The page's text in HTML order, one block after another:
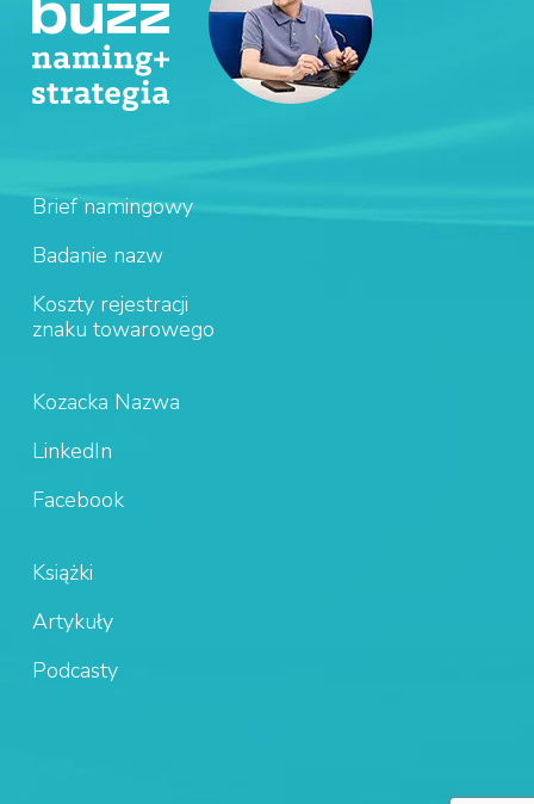
Brief namingowy
Badanie nazw
Koszty rejestracji
znaku towarowego
Kozacka Nazwa
LinkedIn
Facebook
Książki
Artykuły
Podcasty